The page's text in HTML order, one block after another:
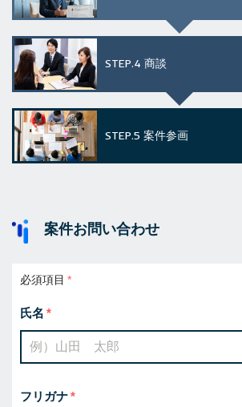
STEP.4 商談
STEP.5 案件参画
案件お問い合わせ
必須項目
氏名
フリガナ